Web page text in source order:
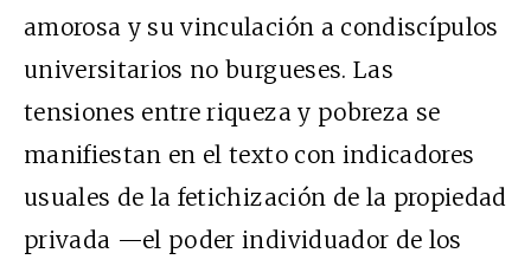
amorosa y su vinculación a condiscípulos
universitarios no burgueses. Las
tensiones entre riqueza y pobreza se
manifiestan en el texto con indicadores
usuales de la fetichización de la propiedad
privada —el poder individuador de los